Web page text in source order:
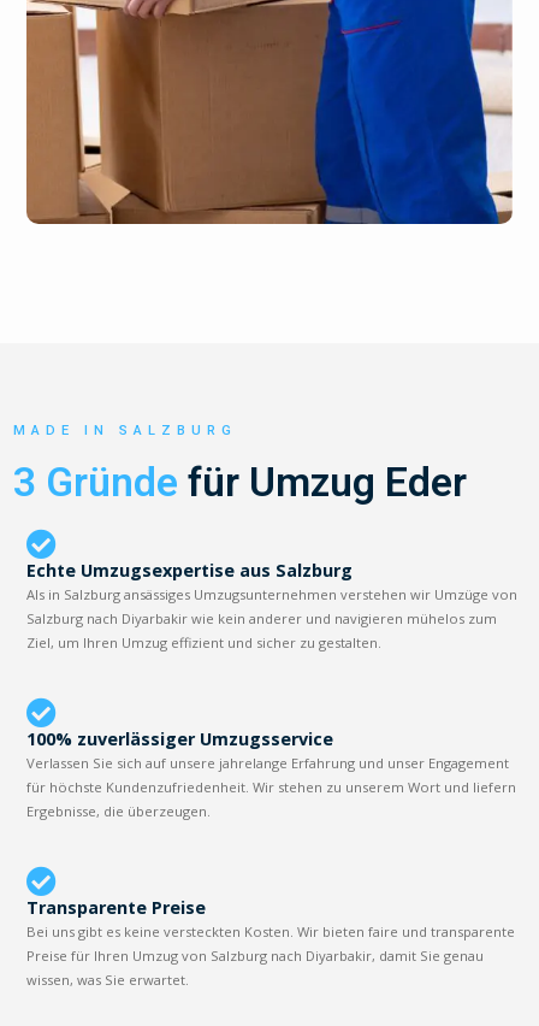
MADE IN SALZBURG
3 Gründe für Umzug Eder
Echte Umzugsexpertise aus Salzburg
Als in Salzburg ansässiges Umzugsunternehmen verstehen wir Umzüge von
Salzburg nach Diyarbakir wie kein anderer und navigieren mühelos zum
Ziel, um Ihren Umzug effizient und sicher zu gestalten.
100% zuverlässiger Umzugsservice
Verlassen Sie sich auf unsere jahrelange Erfahrung und unser Engagement
für höchste Kundenzufriedenheit. Wir stehen zu unserem Wort und liefern
Ergebnisse, die überzeugen.
Transparente Preise
Bei uns gibt es keine versteckten Kosten. Wir bieten faire und transparente
Preise für Ihren Umzug von Salzburg nach Diyarbakir, damit Sie genau
wissen, was Sie erwartet.